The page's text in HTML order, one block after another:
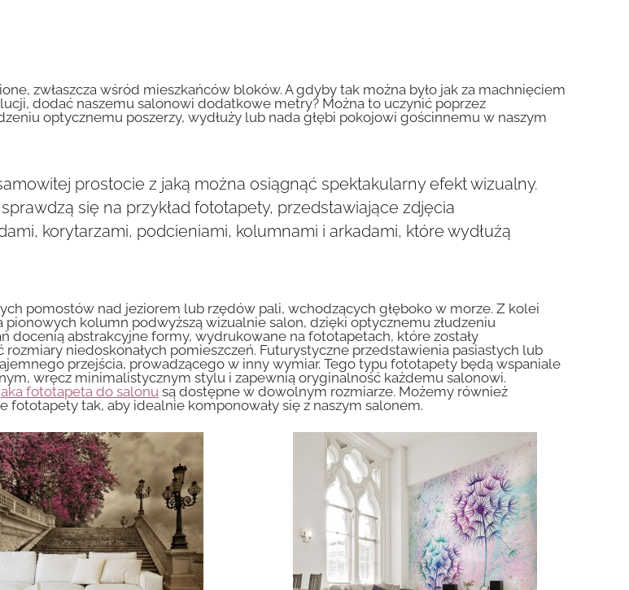
zwłaszcza wśród mieszkańców bloków. A gdyby tak można było jak za machnięciem
dodać naszemu salonowi dodatkowe metry? Można to uczynić poprzez
optycznemu poszerzy, wydłuży lub nada głębi pokojowi gościnnemu w naszym
prostocie z jaką można osiągnąć spektakularny efekt wizualny.
się na przykład fototapety, przedstawiające zdjęcia
korytarzami, podcieniami, kolumnami i arkadami, które wydłużą
pomostów nad jeziorem lub rzędów pali, wchodzących głęboko w morze. Z kolei
kolumn podwyższą wizualnie salon, dzięki optycznemu złudzeniu
docenią abstrakcyjne formy, wydrukowane na fototapetach, które zostały
niedoskonałych pomieszczeń. Futurystyczne przedstawienia pasiastych lub
przejścia, prowadzącego w inny wymiar. Tego typu fototapety będą wspaniale
wręcz minimalistycznym stylu i zapewnią oryginalność każdemu salonowi.
fototapeta do salonu są dostępne w dowolnym rozmiarze. Możemy również
tak, aby idealnie komponowały się z naszym salonem.